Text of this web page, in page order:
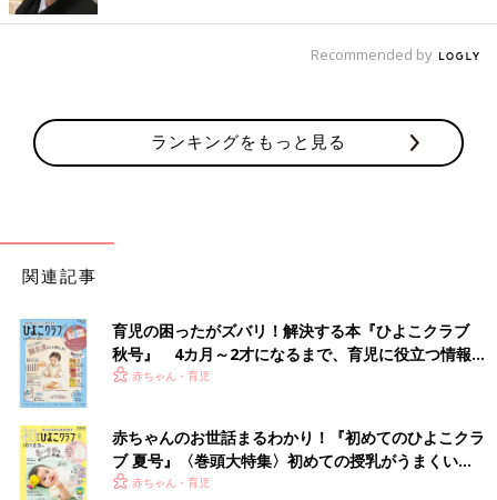
Recommended by
ランキングをもっと見る
関連記事
育児の困ったがズバリ！解決する本『ひよこクラブ
秋号』 4カ月～2才になるまで、育児に役立つ情報が
いっぱい！
赤ちゃん・育児
赤ちゃんのお世話まるわかり！『初めてのひよこクラ
ブ 夏号』〈巻頭大特集〉初めての授乳がうまくい
く！ おっぱい・ミルクの基本と夏のトラブル 解決テ
赤ちゃん・育児